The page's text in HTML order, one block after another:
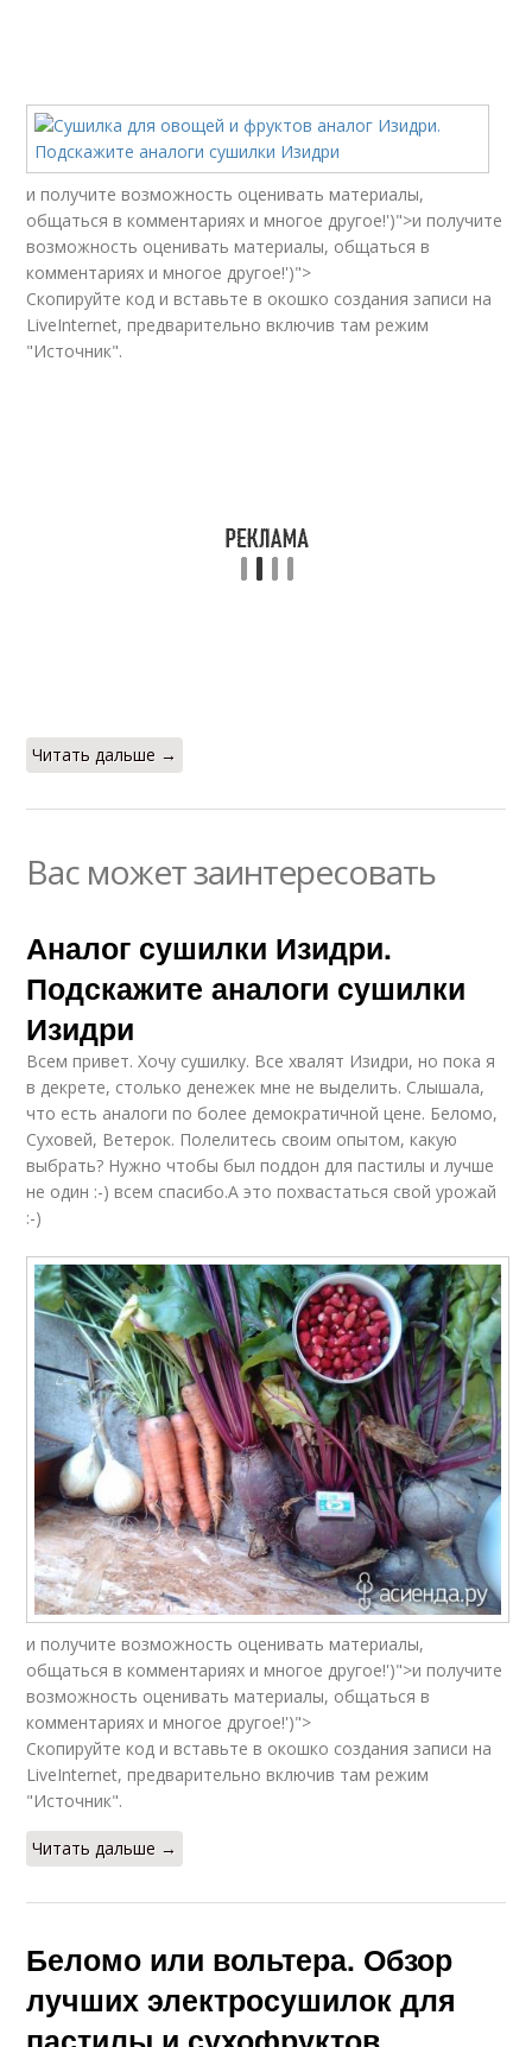
и получите возможность оценивать материалы,
общаться в комментариях и многое другое!')">и получите
возможность оценивать материалы, общаться в
комментариях и многое другое!')">
Скопируйте код и вставьте в окошко создания записи на
LiveInternet, предварительно включив там режим
"Источник".
Читать дальше →
Вас может заинтересовать
Аналог сушилки Изидри.
Подскажите аналоги сушилки
Изидри
Всем привет. Хочу сушилку. Все хвалят Изидри, но пока я
в декрете, столько денежек мне не выделить. Слышала,
что есть аналоги по более демократичной цене. Беломо,
Суховей, Ветерок. Полелитесь своим опытом, какую
выбрать? Нужно чтобы был поддон для пастилы и лучше
не один :-) всем спасибо.А это похвастаться свой урожай
:-)
и получите возможность оценивать материалы,
общаться в комментариях и многое другое!')">и получите
возможность оценивать материалы, общаться в
комментариях и многое другое!')">
Скопируйте код и вставьте в окошко создания записи на
LiveInternet, предварительно включив там режим
"Источник".
Читать дальше →
Беломо или вольтера. Обзор
лучших электросушилок для